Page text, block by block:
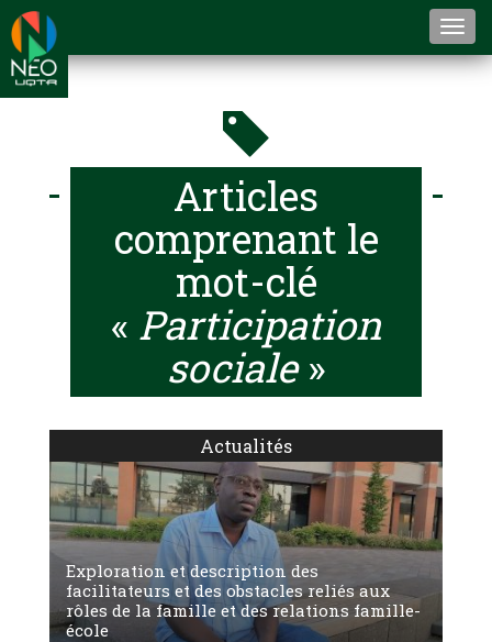
Articles
comprenant le
mot-clé
« Participation
sociale»
Actualités
Exploration et description des
facilitateurs et des obstacles reliés aux
rôles de la famille et des relations famille-
école